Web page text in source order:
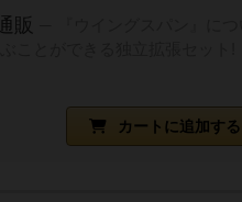
販
カートに追加する